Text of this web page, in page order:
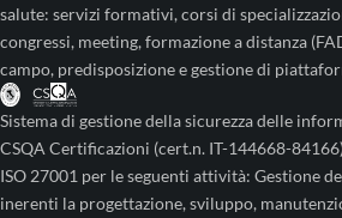
salute: servizi formativi, corsi di
congressi, meeting, formazione a distanza
campo, predisposizione e gestione di
Sistema di gestione della sicurezza delle
CSQA Certificazioni (cert.n. IT-144668-
ISO 27001 per le seguenti attività: Gestione
inerenti la progettazione, sviluppo,